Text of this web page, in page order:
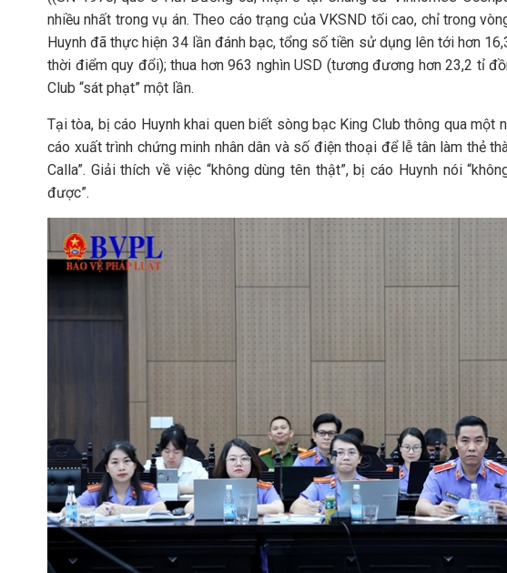
nhiều nhất trong vụ án. Theo cáo trạng của VKSND tối cao, chỉ trong
Huynh đã thực hiện 34 lần đánh bạc, tổng số tiền sử dụng lên tới hơn
thời điểm quy đổi); thua hơn 963 nghìn USD (tương đương hơn 23,2 tỉ
Club “sát phạt” một lần.
Tại tòa, bị cáo Huynh khai quen biết sòng bạc King Club thông qua một
cáo xuất trình chứng minh nhân dân và số điện thoại để lễ tân làm thẻ
Calla”. Giải thích về việc “không dùng tên thật”, bị cáo Huynh nói
được”.